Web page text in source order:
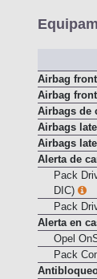
Airbag
Airbag
Airbags de
Airbags
Airbags
Alerta de
Pack
DIC)
Pack
Alerta en
Opel
Pack